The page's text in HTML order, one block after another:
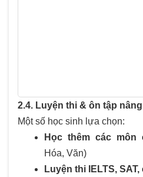
2.4. Luyện thi & ôn tập
Một số học sinh lựa chọn:
Học thêm các môn
Hóa, Văn)
Luyện thi IELTS,